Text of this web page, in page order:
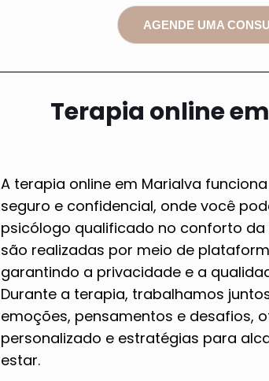
AGENDE UMA
Terapia online
A terapia online em Marialva
seguro e confidencial, onde você
psicólogo qualificado no conforto da
são realizadas por meio de
garantindo a privacidade e a
Durante a terapia, trabalhamos
emoções, pensamentos e desafios,
personalizado e estratégias para
estar.